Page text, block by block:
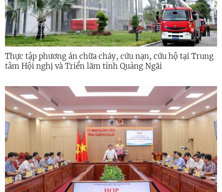
Thực tập phương án chữa cháy, cứu nạn, cứu hộ tại Trung
tâm Hội nghị và Triển lãm tỉnh Quảng Ngãi